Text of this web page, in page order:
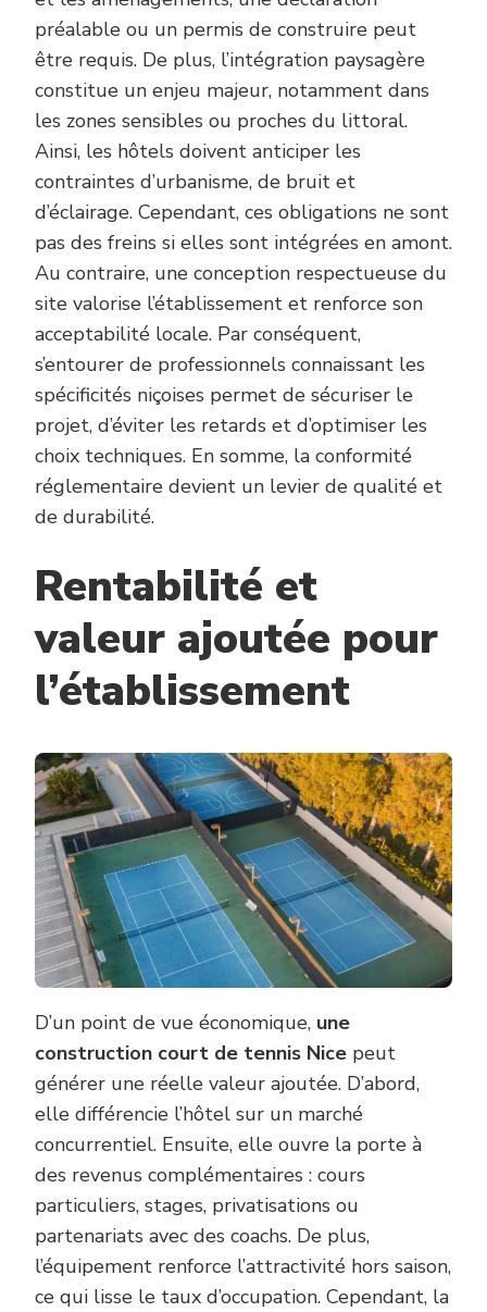
préalable ou un permis de construire peut
être requis. De plus, l’intégration paysagère
constitue un enjeu majeur, notamment dans
les zones sensibles ou proches du littoral.
Ainsi, les hôtels doivent anticiper les
contraintes d’urbanisme, de bruit et
d’éclairage. Cependant, ces obligations ne sont
pas des freins si elles sont intégrées en amont.
Au contraire, une conception respectueuse du
site valorise l’établissement et renforce son
acceptabilité locale. Par conséquent,
s’entourer de professionnels connaissant les
spécificités niçoises permet de sécuriser le
projet, d’éviter les retards et d’optimiser les
choix techniques. En somme, la conformité
réglementaire devient un levier de qualité et
de durabilité.
Rentabilité et
valeur ajoutée pour
l’établissement
D’un point de vue économique, une
construction court de tennis Nice peut
générer une réelle valeur ajoutée. D’abord,
elle différencie l’hôtel sur un marché
concurrentiel. Ensuite, elle ouvre la porte à
des revenus complémentaires : cours
particuliers, stages, privatisations ou
partenariats avec des coachs. De plus,
l’équipement renforce l’attractivité hors saison,
ce qui lisse le taux d’occupation. Cependant, la